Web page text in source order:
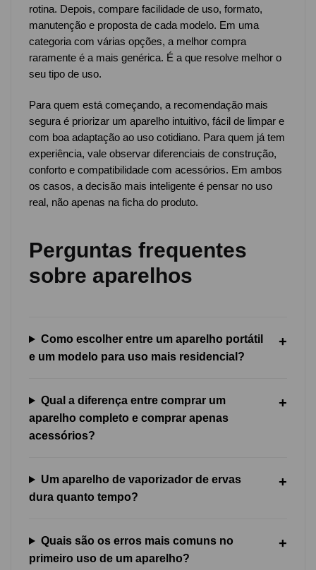
rotina. Depois, compare facilidade de uso, formato,
manutenção e proposta de cada modelo. Em uma
categoria com várias opções, a melhor compra
raramente é a mais genérica. É a que resolve melhor o
seu tipo de uso.
Para quem está começando, a recomendação mais
segura é priorizar um aparelho intuitivo, fácil de limpar e
com boa adaptação ao uso cotidiano. Para quem já tem
experiência, vale observar diferenciais de construção,
conforto e compatibilidade com acessórios. Em ambos
os casos, a decisão mais inteligente é pensar no uso
real, não apenas na ficha do produto.
Perguntas frequentes
sobre aparelhos
Como escolher entre um aparelho portátil
e um modelo para uso mais residencial?
Qual a diferença entre comprar um
aparelho completo e comprar apenas
acessórios?
Um aparelho de vaporizador de ervas
dura quanto tempo?
Quais são os erros mais comuns no
primeiro uso de um aparelho?